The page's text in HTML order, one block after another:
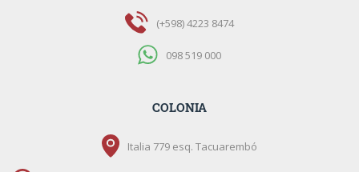
(+598) 4223 8474
098 519 000
COLONIA
Italia 779 esq. Tacuarembó